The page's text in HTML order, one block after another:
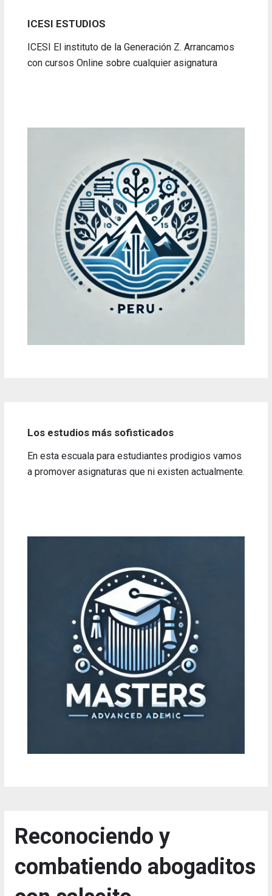
ICESI ESTUDIOS
ICESI El instituto de la Generación Z. Arrancamos
con cursos Online sobre cualquier asignatura
Los estudios más sofisticados
En esta escuala para estudiantes prodigios vamos
a promover asignaturas que ni existen actualmente.
Reconociendo y
combatiendo abogaditos